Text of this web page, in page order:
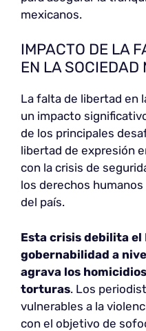
mexicanos.
IMPACTO DE LA
EN LA SOCIEDAD
La falta de libertad en
un impacto
de los principales
libertad de expresión
con la crisis de
los derechos
del país.
Esta crisis debilita el
gobernabilidad a
agrava los
torturas. Los
vulnerables a la
con el objetivo de